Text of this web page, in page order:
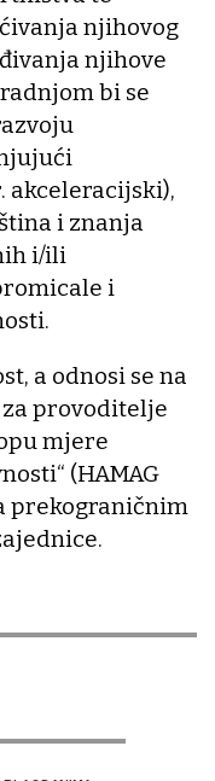
njihovog
njihove
bi se
akceleracijski),
i znanja
i/ili
i
a odnosi se na
za provoditelje
mjere
(HAMAG
prekograničnim